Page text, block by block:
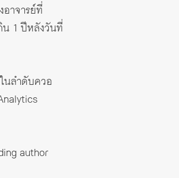
าจารย์ที่
น 1 ปีหลังวันที่
นลําดับควอ
author